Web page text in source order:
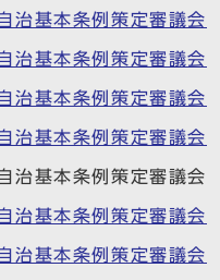
基本条例策定審議会
基本条例策定審議会
基本条例策定審議会
基本条例策定審議会
基本条例策定審議会
基本条例策定審議会
基本条例策定審議会